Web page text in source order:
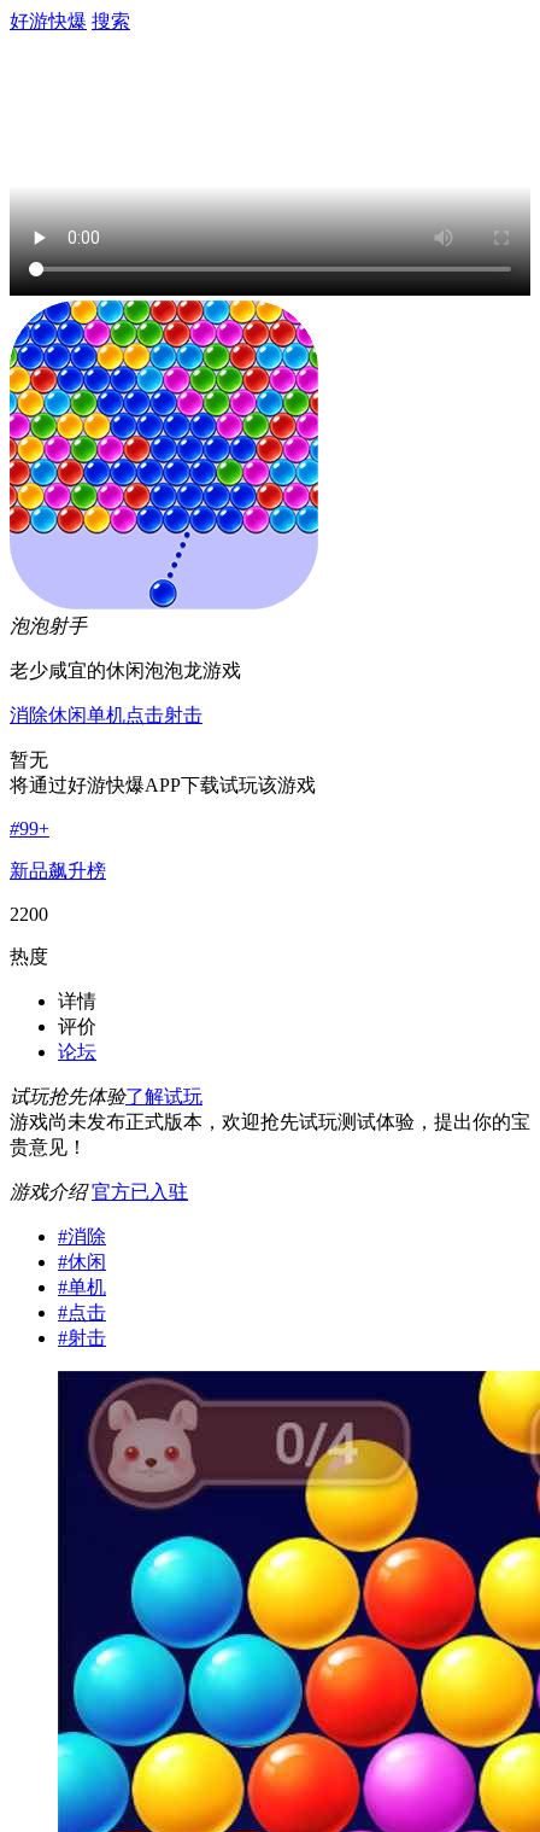
好游快爆 搜索
泡泡射手
老少咸宜的休闲泡泡龙游戏
消除休闲单机点击射击
暂无
将通过好游快爆APP下载试玩该游戏
#99+
新品飙升榜
2200
热度
详情
评价
论坛
试玩抢先体验了解试玩
游戏尚未发布正式版本，欢迎抢先试玩测试体验，提出你的宝
贵意见！
游戏介绍 官方已入驻
#消除
#休闲
#单机
#点击
#射击